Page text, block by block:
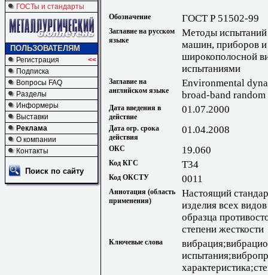
ГОСТы и стандарты
ПОЛЬЗОВАТЕЛЯМ
Регистрация
<<
Подписка
Вопросы FAQ
Разделы
Информеры
Выставки
Реклама
О компании
Контакты
Поиск по сайту
Обозначение ГОСТ Р 51502-99
Заглавие на русском
языке
Методы испытаний
машин, приборов и
широкополосной
испытаниями
Заглавие на
английском языке
Environmental
broad-band
Дата введения в
действие
01.07.2000
Дата огр. срока
действия
01.04.2008
ОКС 19.060
Код КГС Т34
Код ОКСТУ 0011
Аннотация (область
применения)
Настоящий
изделия всех
образца
степени жесткости
Ключевые слова